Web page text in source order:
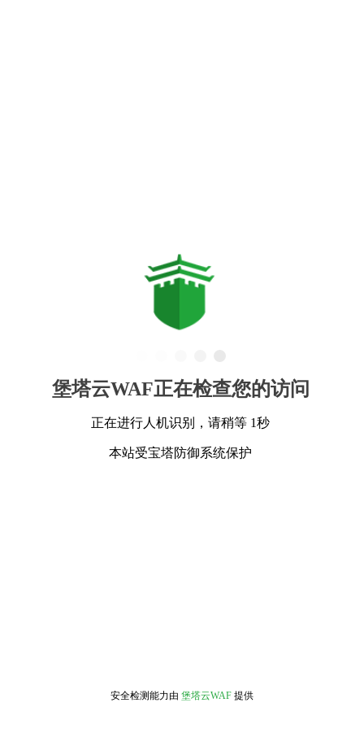
堡塔云WAF正在检查您的访问
正在进行人机识别，请稍等 1秒
本站受宝塔防御系统保护
安全检测能力由 堡塔云WAF 提供